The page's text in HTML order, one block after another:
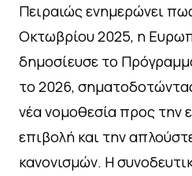
Πειραιώς ενημερώνει
Οκτωβρίου 2025, η
δημοσίευσε το
το 2026,
νέα νομοθεσία προς την
επιβολή και την
κανονισμών. Η